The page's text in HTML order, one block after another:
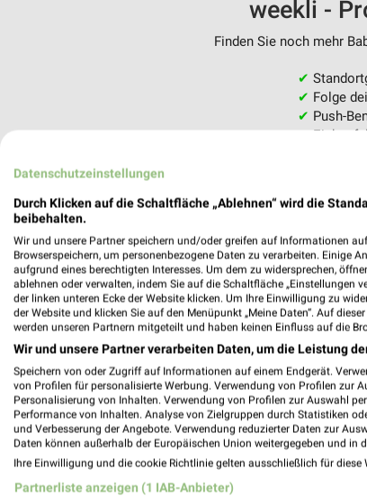
weekli -
Finden Sie noch mehr
✔
✔ Folge
✔ Push-
✔
Rossmann Murnau
Datenschutzeinstellungen
Durch Klicken auf die Schaltfläche „Ablehnen“ wird die
beibehalten.
Wir und unsere Partner speichern und/oder greifen auf Informationen
Browserspeichern, um personenbezogene Daten zu verarbeiten. Einige
aufgrund eines berechtigten Interesses. Um dem zu widersprechen,
ablehnen oder verwalten, indem Sie auf die Schaltfläche „Einstellungen
der linken unteren Ecke der Website klicken. Um Ihre Einwilligung zu
der Website und klicken Sie auf den Menüpunkt „Meine Daten“. Auf
werden unseren Partnern mitgeteilt und haben keinen Einfluss auf die
Wir und unsere Partner verarbeiten Daten, um die Leistung
Speichern von oder Zugriff auf Informationen auf einem Endgerät.
von Profilen für personalisierte Werbung. Verwendung von Profilen zur
Personalisierung von Inhalten. Verwendung von Profilen zur Auswahl
Performance von Inhalten. Analyse von Zielgruppen durch Statistiken
und Verbesserung der Angebote. Verwendung reduzierter Daten zur
Daten können außerhalb der Europäischen Union weitergegeben und in
Ihre Einwilligung und die cookie Richtlinie gelten ausschließlich für diese
Partnerliste anzeigen (1 IAB-Anbieter)